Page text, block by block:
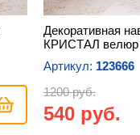
Декоративная
КРИСТАЛ велюр
Артикул: 123666
1200 руб.
540 руб.